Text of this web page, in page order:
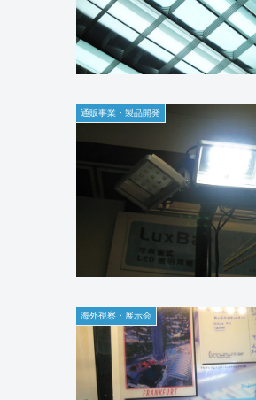
通販事業・製品開発
海外視察・展示会